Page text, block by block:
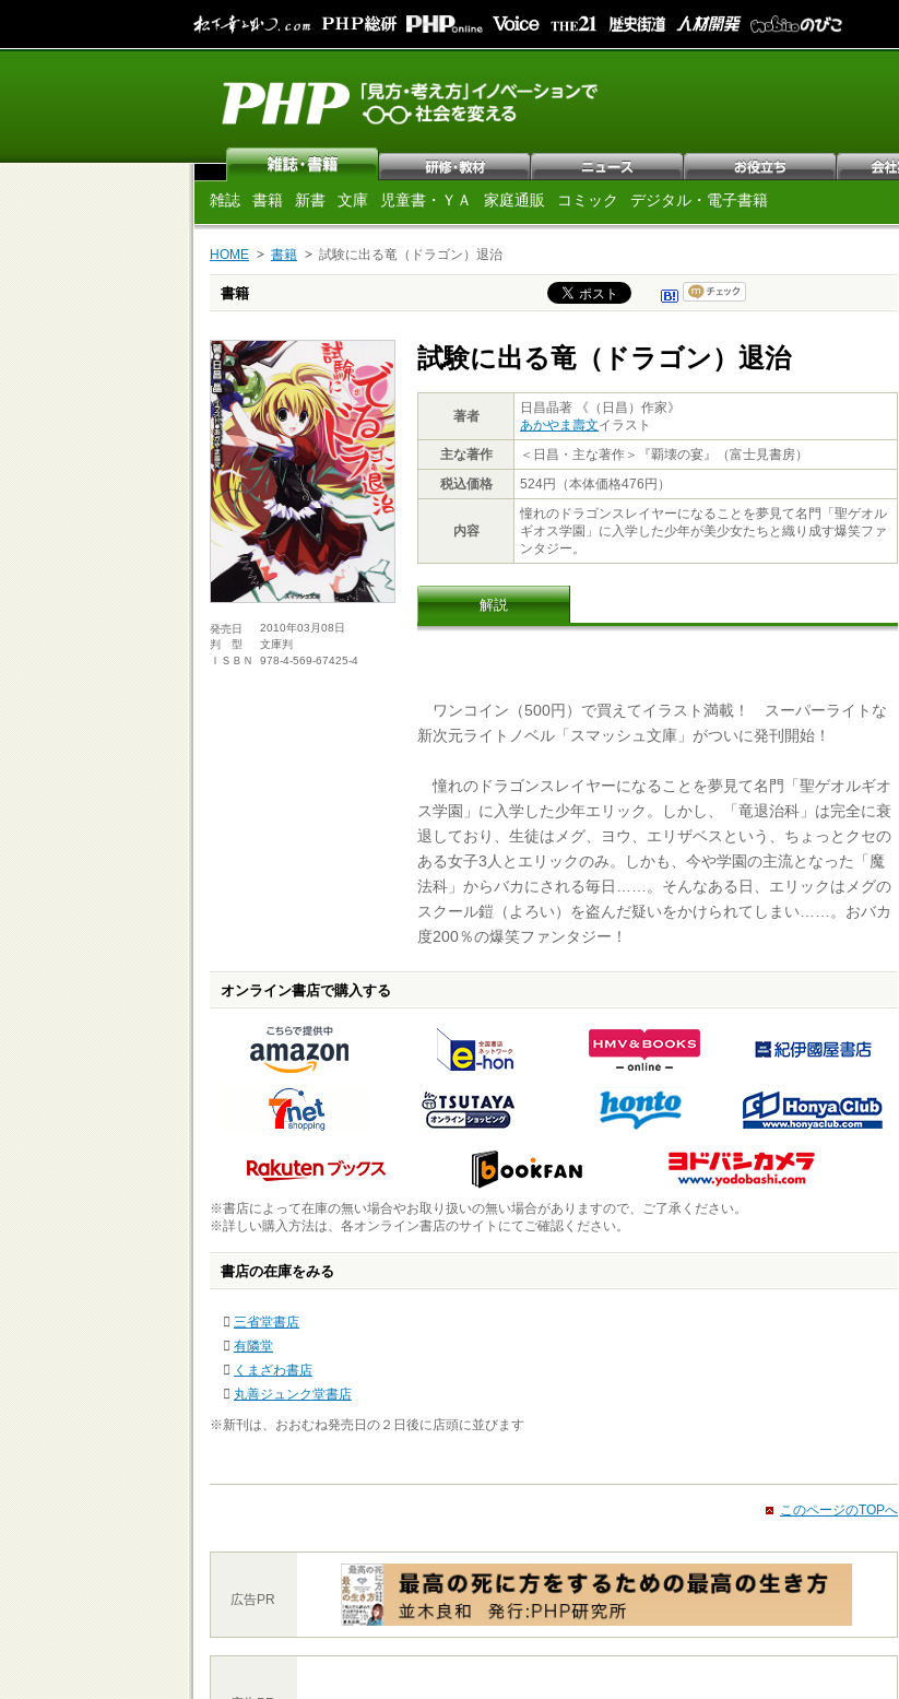
雑誌 書籍 新書 文庫 児童書・ＹＡ 家庭通販 コミック デジタル・電子書籍
HOME 書籍 試験に出る竜（ドラゴン）退治
書籍
発売日
2010年03月08日
判 型
文庫判
ＩＳＢＮ
978-4-569-67425-4
試験に出る竜（ドラゴン）退治
著者
日昌晶著 《（日昌）作家》
あかやま壽文イラスト
主な著作
＜日昌・主な著作＞『覇壊の宴』（富士見書房）
税込価格
524円（本体価格476円）
内容
憧れのドラゴンスレイヤーになることを夢見て名門「聖ゲオル
ギオス学園」に入学した少年が美少女たちと織り成す爆笑ファ
ンタジー。
解説
ワンコイン（500円）で買えてイラスト満載！ スーパーライトな
新次元ライトノベル「スマッシュ文庫」がついに発刊開始！
憧れのドラゴンスレイヤーになることを夢見て名門「聖ゲオルギオ
ス学園」に入学した少年エリック。しかし、「竜退治科」は完全に衰
退しており、生徒はメグ、ヨウ、エリザベスという、ちょっとクセの
ある女子3人とエリックのみ。しかも、今や学園の主流となった「魔
法科」からバカにされる毎日……。そんなある日、エリックはメグの
スクール鎧（よろい）を盗んだ疑いをかけられてしまい……。おバカ
度200％の爆笑ファンタジー！
オンライン書店で購入する
※書店によって在庫の無い場合やお取り扱いの無い場合がありますので、ご了承ください。
※詳しい購入方法は、各オンライン書店のサイトにてご確認ください。
書店の在庫をみる
三省堂書店
有隣堂
くまざわ書店
丸善ジュンク堂書店
※新刊は、おおむね発売日の２日後に店頭に並びます
このページのTOPへ
広告PR